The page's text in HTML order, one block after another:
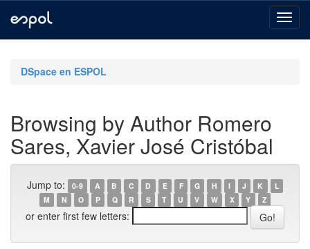
navigationDSpace en ESPOL
Browsing by Author Romero
Sares, Xavier José Cristóbal
Jump to: 0-9 A B C D E F G H I J K
L
M
N O P Q R S T U V W X Y Z
or enter first few letters: